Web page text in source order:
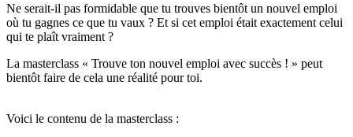
Ne serait-il pas formidable que tu trouves bientôt un nouvel emploi
où tu gagnes ce que tu vaux ? Et si cet emploi était exactement celui
qui te plaît vraiment ?
La masterclass « Trouve ton nouvel emploi avec succès ! » peut
bientôt faire de cela une réalité pour toi.
Voici le contenu de la masterclass :